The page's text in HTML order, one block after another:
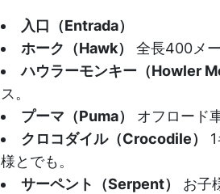
入口（Entrada）
ホーク（Hawk）
全長400メ
ハウラーモンキー（Howler
ス。
プーマ（Puma）
オフロード
クロコダイル（Crocodile）
様とでも。
サーペント（Serpent）
お子